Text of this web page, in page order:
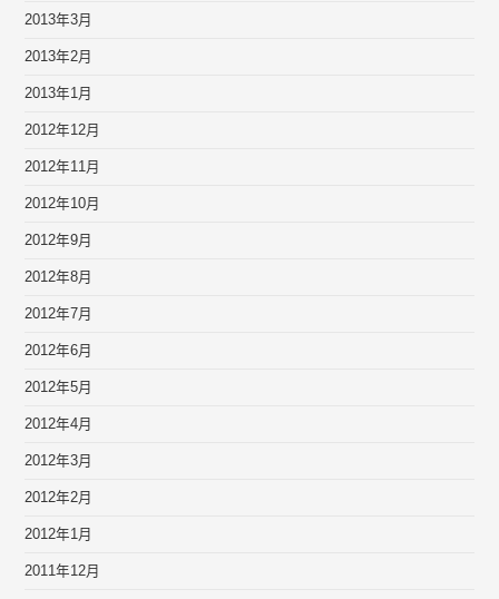
2013年3月
2013年2月
2013年1月
2012年12月
2012年11月
2012年10月
2012年9月
2012年8月
2012年7月
2012年6月
2012年5月
2012年4月
2012年3月
2012年2月
2012年1月
2011年12月